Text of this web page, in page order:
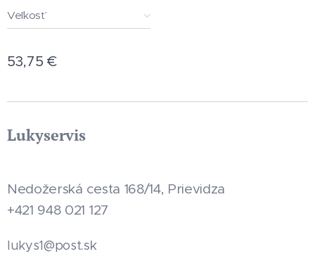
Veľkosť
53,75 €
Lukyservis
Nedožerská cesta 168/14, Prievidza
+421 948 021 127
lukys1@post.sk